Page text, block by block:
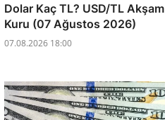
Dolar Kaç TL? USD/TL Akşam
Kuru (07 Ağustos 2026)
07.08.2026 18:00